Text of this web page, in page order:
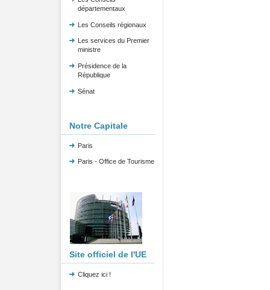
départementaux
Les Conseils régionaux
Les services du Premier
ministre
Présidence de la
République
Sénat
Notre Capitale
Paris
Paris - Office de Tourisme
Site officiel de l'UE
Cliquez ici !